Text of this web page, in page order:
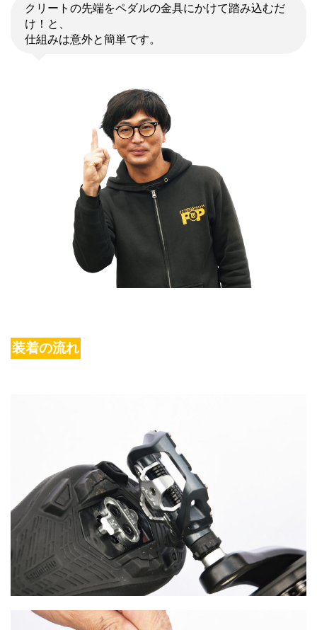
クリートの先端をペダルの金具にかけて踏み込むだ
け！と、
仕組みは意外と簡単です。
装着の流れ